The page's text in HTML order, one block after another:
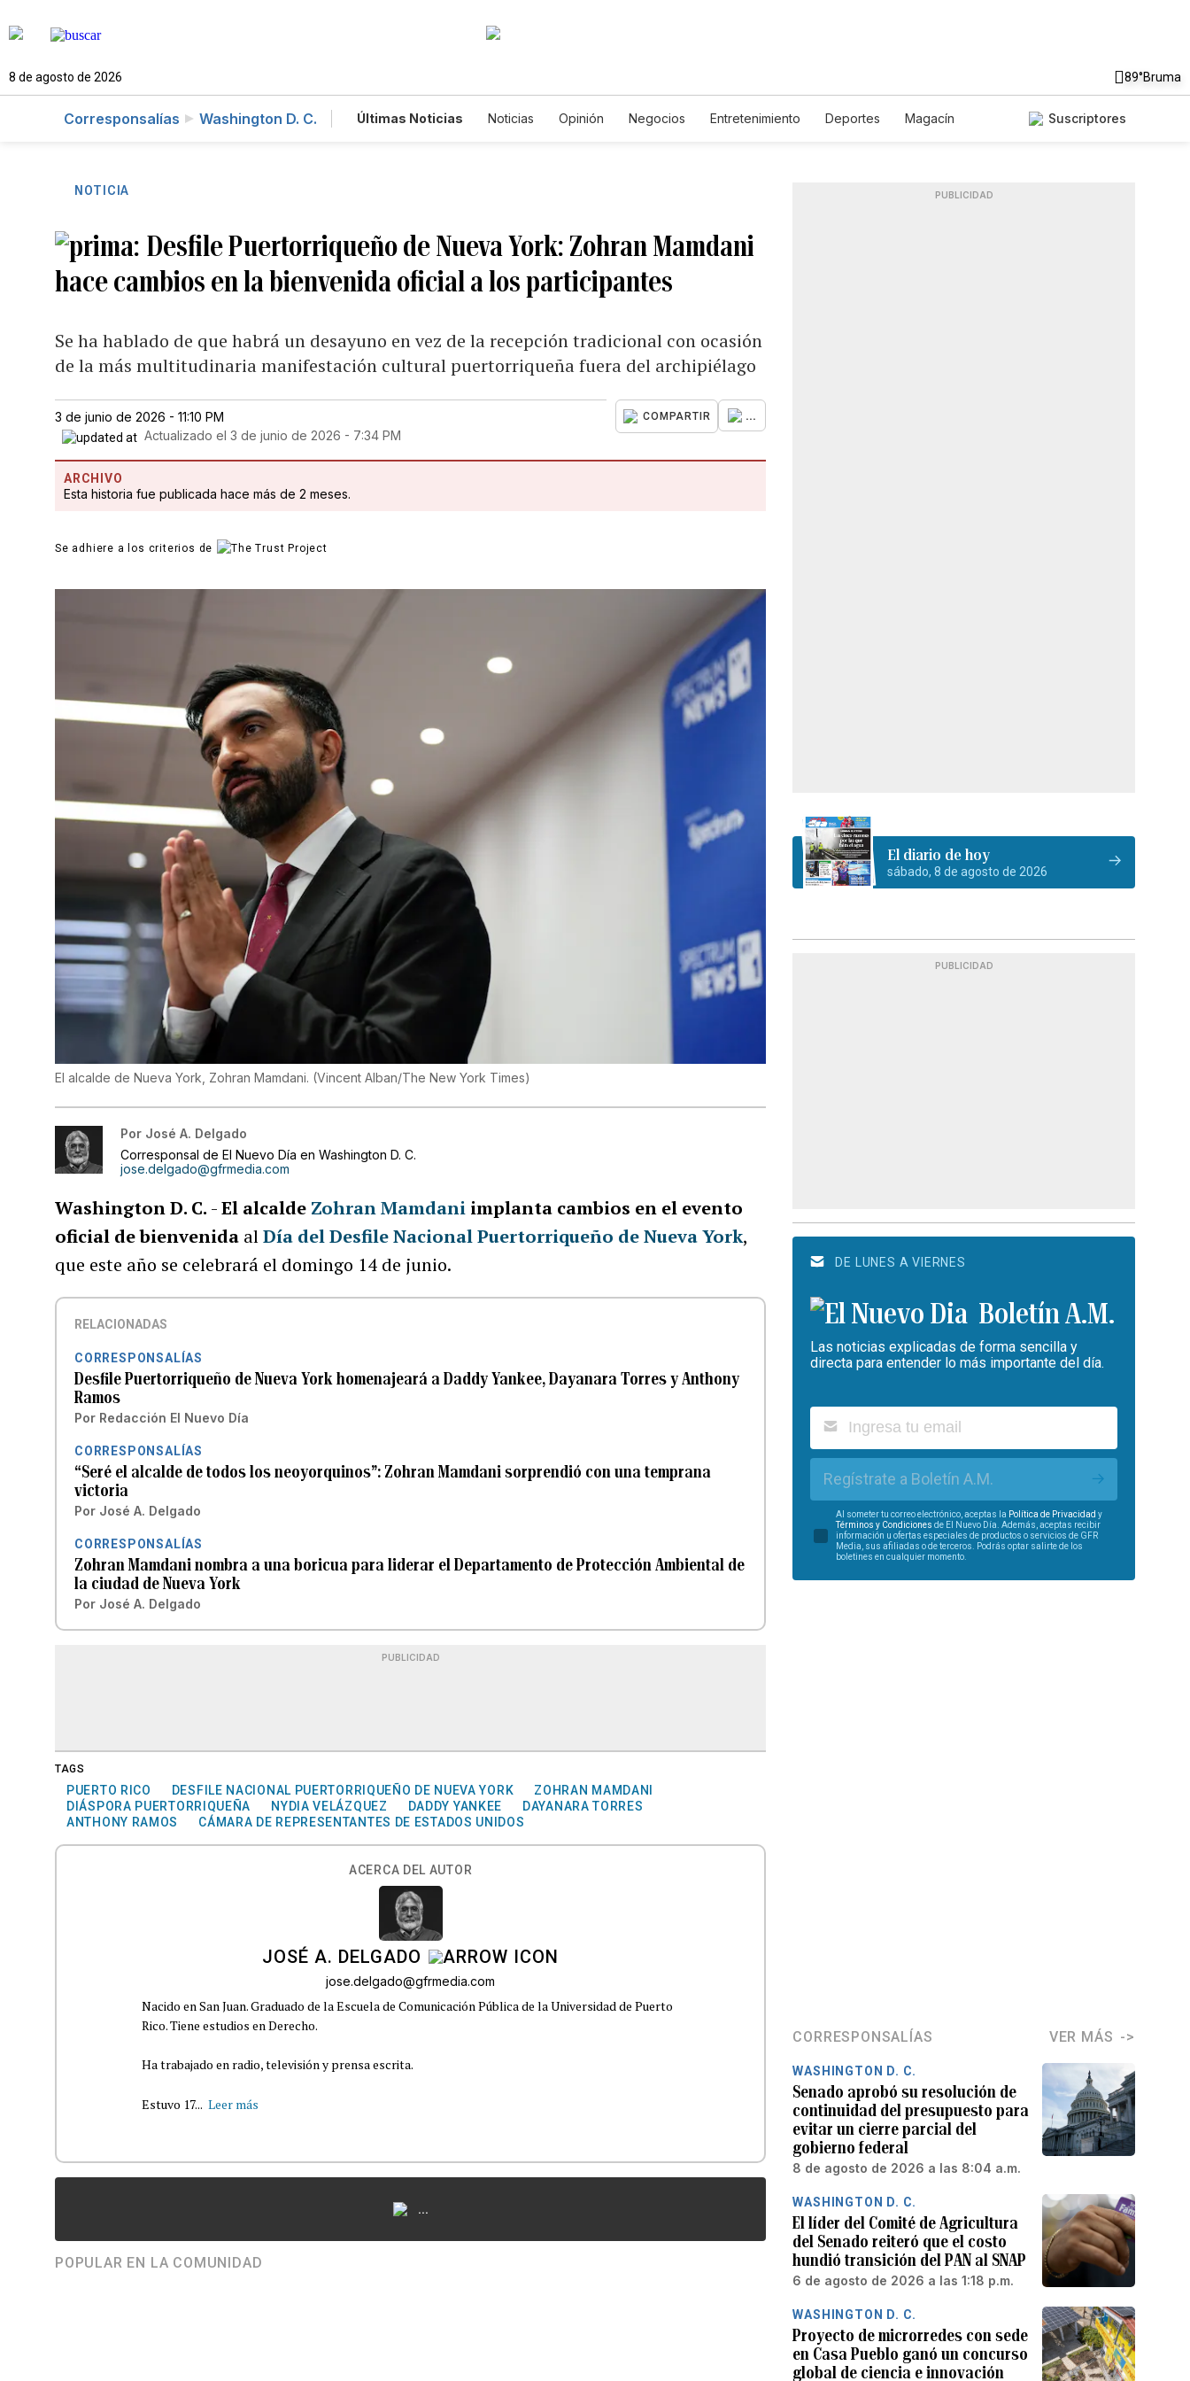
8 de agosto de 2026 89°Bruma
Corresponsalías Washington D. C. Últimas Noticias Noticias Opinión Negocios Entretenimiento Deportes
Magacín
Suscriptores
NOTICIA
Desfile Puertorriqueño de Nueva York: Zohran Mamdani
hace cambios en la bienvenida oficial a los participantes
Se ha hablado de que habrá un desayuno en vez de la recepción tradicional con ocasión
de la más multitudinaria manifestación cultural puertorriqueña fuera del archipiélago
3 de junio de 2026 - 11:10 PM
Actualizado el3 de junio de 2026 - 7:34 PM
COMPARTIR ...
ARCHIVO
Esta historia fue publicada hace más de 2 meses.
Se adhiere a los criterios de
El alcalde de Nueva York, Zohran Mamdani. (Vincent Alban/The New York Times)
Por José A. Delgado
Corresponsal de El Nuevo Día en Washington D. C.
jose.delgado@gfrmedia.com
Washington D. C. -El alcalde Zohran Mamdani implanta cambios en el evento
oficial de bienvenida alDía del Desfile Nacional Puertorriqueño de Nueva York,
que este año se celebrará el domingo 14 de junio.
RELACIONADAS
CORRESPONSALÍAS
Desfile Puertorriqueño de Nueva York homenajeará a Daddy Yankee, Dayanara Torres y Anthony
Ramos
Por Redacción El Nuevo Día
CORRESPONSALÍAS
“Seré el alcalde de todos los neoyorquinos”: Zohran Mamdani sorprendió con una temprana
victoria
Por José A. Delgado
CORRESPONSALÍAS
Zohran Mamdani nombra a una boricua para liderar el Departamento de Protección Ambiental de
la ciudad de Nueva York
Por José A. Delgado
PUBLICIDAD
TAGS
PUERTO RICO DESFILE NACIONAL PUERTORRIQUEÑO DE NUEVA YORK
ZOHRAN MAMDANI
DIÁSPORA PUERTORRIQUEÑA
NYDIA VELÁZQUEZ DADDY YANKEE
DAYANARA TORRES
ANTHONY RAMOS
CÁMARA DE REPRESENTANTES DE ESTADOS UNIDOS
ACERCA DEL AUTOR
JOSÉ A. DELGADO
jose.delgado@gfrmedia.com
Nacido en San Juan. Graduado de la Escuela de Comunicación Pública de la Universidad de Puerto
Rico. Tiene estudios en Derecho.
Ha trabajado en radio, televisión y prensa escrita.
Estuvo 17... Leer más
...
POPULAR EN LA COMUNIDAD
PUBLICIDAD
El diario de hoy
sábado, 8 de agosto de 2026
PUBLICIDAD
DE LUNES A VIERNES
Boletín A.M.
Las noticias explicadas de forma sencilla y
directa para entender lo más importante del día.
Regístrate a Boletín A.M.
Al someter tu correo electrónico, aceptas la Política de Privacidad y
Términos y Condiciones de El Nuevo Día. Además, aceptas recibir
información u ofertas especiales de productos o servicios de GFR
Media, sus afiliadas o de terceros. Podrás optar salirte de los
boletines en cualquier momento.
CORRESPONSALÍAS VER MÁS
WASHINGTON D. C.
Senado aprobó su resolución de
continuidad del presupuesto para
evitar un cierre parcial del
gobierno federal
8 de agosto de 2026 a las 8:04 a.m.
WASHINGTON D. C.
El líder del Comité de Agricultura
del Senado reiteró que el costo
hundió transición del PAN al SNAP
6 de agosto de 2026 a las 1:18 p.m.
WASHINGTON D. C.
Proyecto de microrredes con sede
en Casa Pueblo ganó un concurso
global de ciencia e innovación